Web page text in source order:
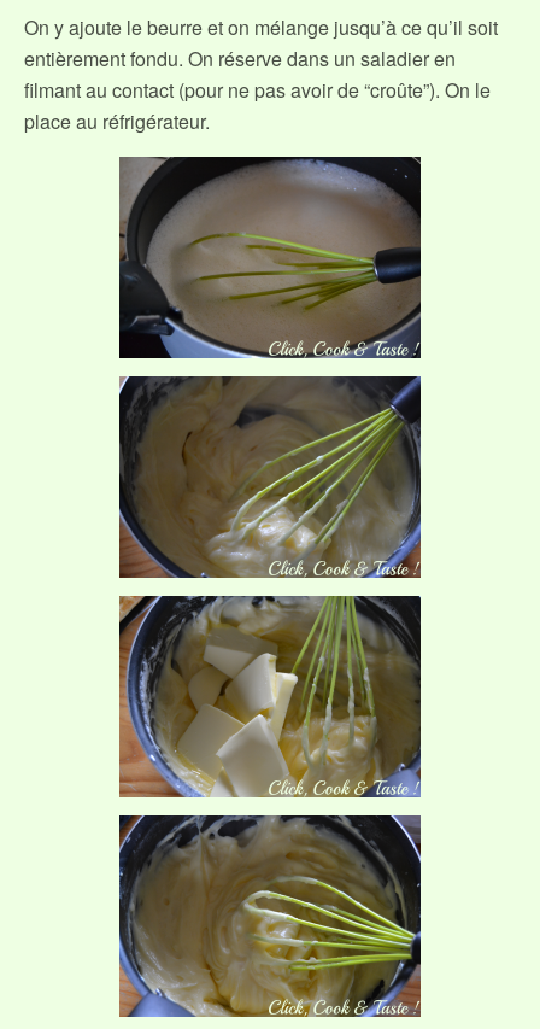
On y ajoute le beurre et on mélange jusqu’à ce qu’il soit
entièrement fondu. On réserve dans un saladier en
filmant au contact (pour ne pas avoir de “croûte”). On le
place au réfrigérateur.